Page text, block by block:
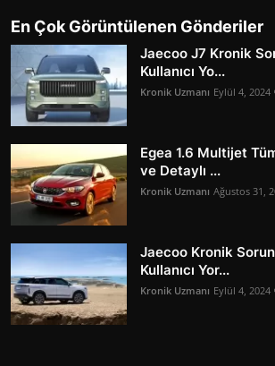
En Çok Görüntülenen Gönderiler
Jaecoo J7 Kronik
Kullanıcı Yo...
Kronik Uzmanı Eylül 4, 2024
Egea 1.6 Multijet
ve Detaylı ...
Kronik Uzmanı Ağustos 31,
Jaecoo Kronik
Kullanıcı Yor...
Kronik Uzmanı Eylül 4, 2024